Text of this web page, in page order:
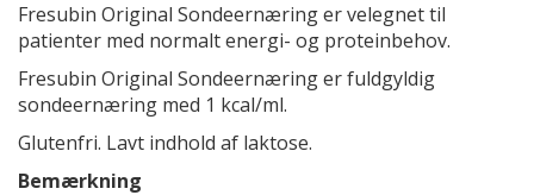
Fresubin Original Sondeernæring er velegnet til
patienter med normalt energi- og proteinbehov.
Fresubin Original Sondeernæring er fuldgyldig
sondeernæring med 1 kcal/ml.
Glutenfri. Lavt indhold af laktose.
Bemærkning